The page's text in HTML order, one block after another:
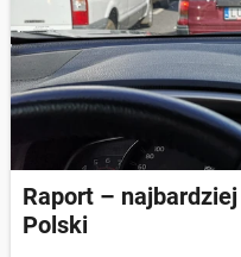
Raport –
Polski